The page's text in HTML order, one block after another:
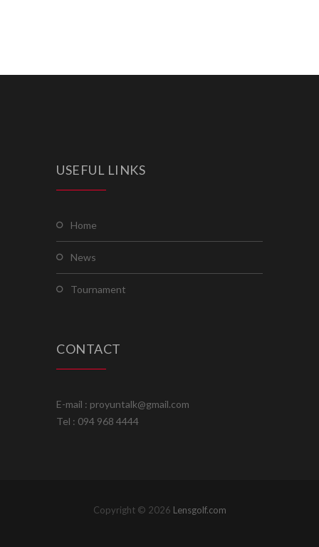
USEFUL LINKS
home
news
tournament
CONTACT
E-mail : proyuntalk@gmail.com
Tel : 094 968 4444
Copyright © 2026 Lensgolf.com